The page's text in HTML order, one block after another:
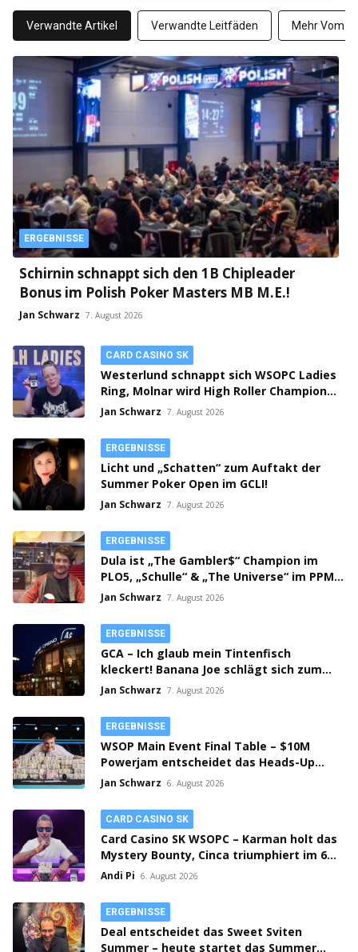
Verwandte Artikel Verwandte Leitfäden Mehr Vom
ERGEBNISSE
Schirnin schnappt sich den 1B Chipleader
Bonus im Polish Poker Masters MB M.E.!
Jan Schwarz 7. August 2026
CARD CASINO SK
Westerlund schnappt sich WSOPC Ladies
Ring, Molnar wird High Roller Champion,
Main Event gestartet!
Jan Schwarz 7. August 2026
ERGEBNISSE
Licht und „Schatten“ zum Auftakt der
Summer Poker Open im GCLI!
Jan Schwarz 7. August 2026
ERGEBNISSE
Dula ist „The Gambler$“ Champion im
PLO5, „Schulle“ & „The Universe“ im PPM
SHR Finale!
Jan Schwarz 7. August 2026
ERGEBNISSE
GCA – Ich glaub mein Tintenfisch
kleckert! Banana Joe schlägt sich zum
Thursday 3k Sieg durch!
Jan Schwarz 7. August 2026
ERGEBNISSE
WSOP Main Event Final Table – $10M
Powerjam entscheidet das Heads-Up
zwischen Jumalon und Saaskilahti!
Jan Schwarz 6. August 2026
CARD CASINO SK
Card Casino SK WSOPC – Karman holt das
Mystery Bounty, Cinca triumphiert im 6-
Max!
Andi Pi 6. August 2026
ERGEBNISSE
Deal entscheidet das Sweet Sviten
Summer – heute startet das Summer